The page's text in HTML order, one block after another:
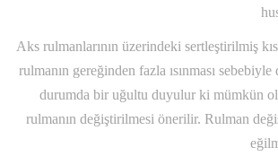
Aks rulmanlarının üzerindeki sertleştirilmiş
rulmanın gereğinden fazla ısınması
durumda bir uğultu duyulur ki mümkün
rulmanın değiştirilmesi önerilir. Rulman